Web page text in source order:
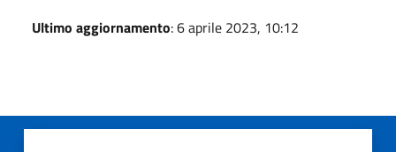
Ultimo aggiornamento: 6 aprile 2023, 10:12